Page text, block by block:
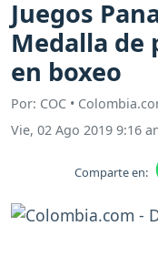
Juegos
Medalla de
en boxeo
Por: COC •
Vie, 02 Ago 2019 9:16
Comparte en: